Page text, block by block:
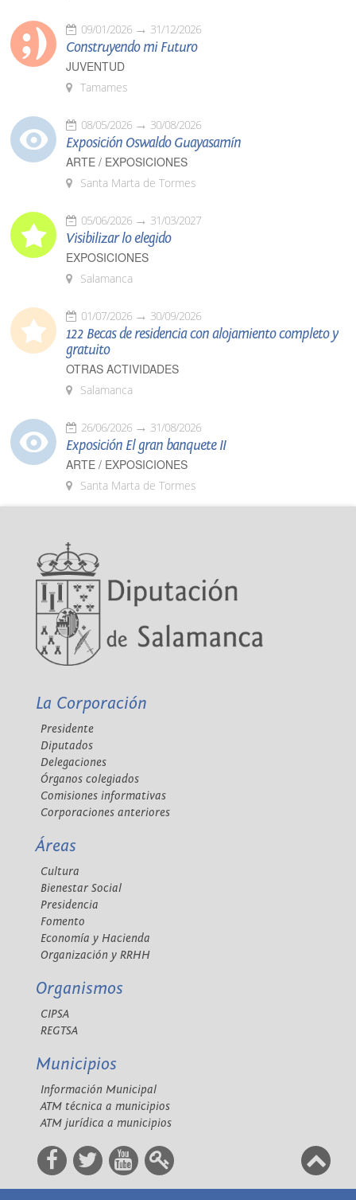
09/01/2026 31/12/2026
Construyendo mi Futuro
JUVENTUD
Tamames
08/05/2026 30/08/2026
Exposición Oswaldo Guayasamín
ARTE / EXPOSICIONES
Santa Marta de Tormes
05/06/2026 31/03/2027
Visibilizar lo elegido
EXPOSICIONES
Salamanca
01/07/2026 30/09/2026
122 Becas de residencia con alojamiento completo y
gratuito
OTRAS ACTIVIDADES
Salamanca
26/06/2026 31/08/2026
Exposición El gran banquete II
ARTE / EXPOSICIONES
Santa Marta de Tormes
La Corporación
Presidente
Diputados
Delegaciones
Órganos colegiados
Comisiones informativas
Corporaciones anteriores
Áreas
Cultura
Bienestar Social
Presidencia
Fomento
Economía y Hacienda
Organización y RRHH
Organismos
CIPSA
REGTSA
Municipios
Información Municipal
ATM técnica a municipios
ATM jurídica a municipios